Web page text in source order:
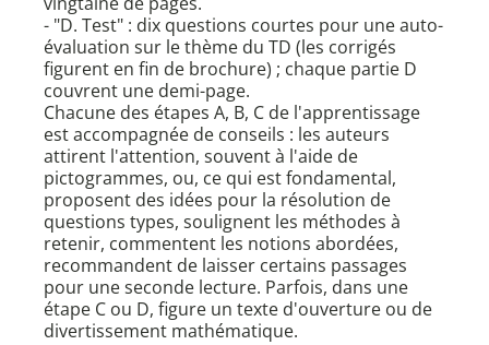
- "D. Test" : dix questions courtes pour une auto-
évaluation sur le thème du TD (les corrigés
figurent en fin de brochure) ; chaque partie D
couvrent une demi-page.
Chacune des étapes A, B, C de l'apprentissage
est accompagnée de conseils : les auteurs
attirent l'attention, souvent à l'aide de
pictogrammes, ou, ce qui est fondamental,
proposent des idées pour la résolution de
questions types, soulignent les méthodes à
retenir, commentent les notions abordées,
recommandent de laisser certains passages
pour une seconde lecture. Parfois, dans une
étape C ou D, figure un texte d'ouverture ou de
divertissement mathématique.